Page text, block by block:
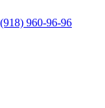
960-96-96